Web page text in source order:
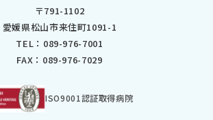
年2月
年1月
年12月
年10月
年9月
〒791-1102
愛媛県松山市来住町1091-1
TEL： 089-976-7001
FAX：089-976-7029
ISO9001認証取得病院